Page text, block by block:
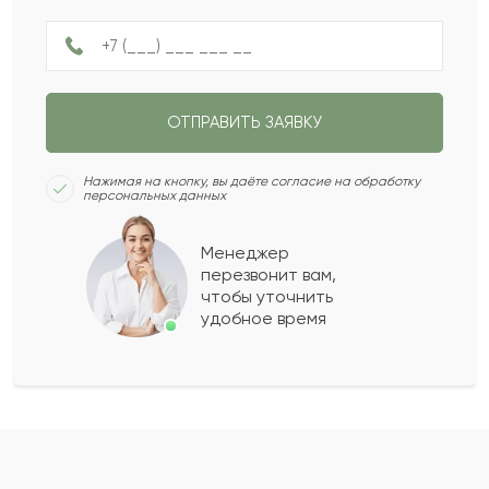
Ш Ширайгуль
Сарра
Показать еще
ОТПРАВИТЬ ЗАЯВКУ
Нажимая на кнопку, вы даёте согласие на обработку
персональных данных
Менеджер
перезвонит вам,
чтобы уточнить
удобное время